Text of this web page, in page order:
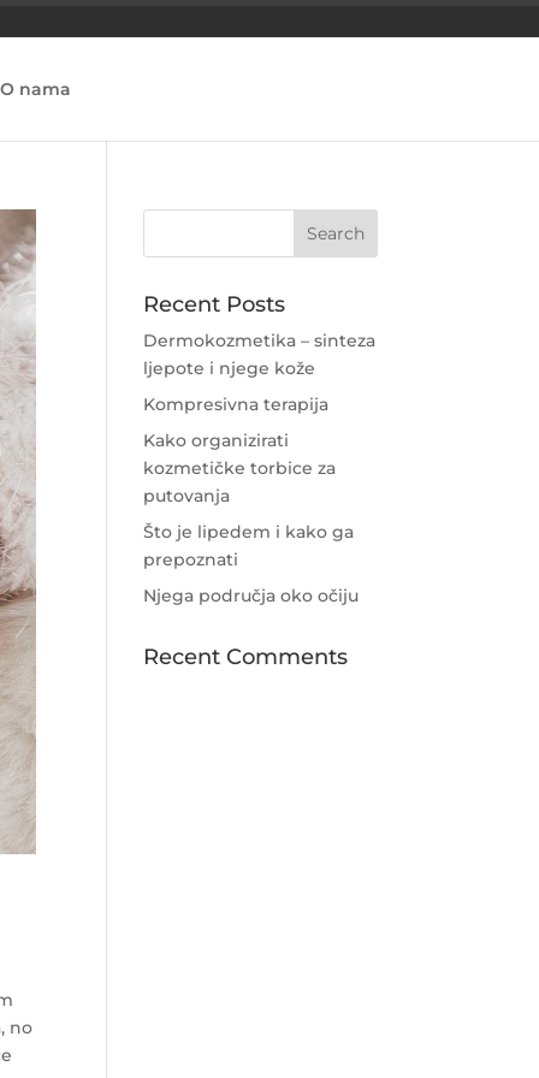
O nama
no
Recent Posts
Dermokozmetika – sinteza
ljepote i njege kože
Kompresivna terapija
Kako organizirati
kozmetičke torbice za
putovanja
Što je lipedem i kako ga
prepoznati
Njega područja oko očiju
Recent Comments